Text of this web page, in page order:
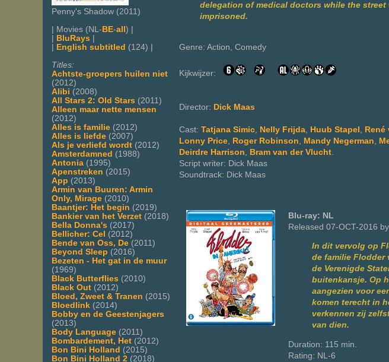
Penny's Shadow (2011)
| Movies (NL-BE-all) |
| BluRays |
| English subtitled (124) |
Titles:
Achtste-groepers huilen niet
(2012)
Alibi (2008)
All Stars 2: Old Stars (2011)
Alleen maar nette mensen
(2012)
Alles is familie (2012)
Alles is liefde (2007)
Als je verliefd wordt (2012)
Amsterdamned (1988)
Antonia (1995)
Apenstreken (2015)
App (2013)
Armin van Buuren: Armin
Only, Mirage (2010)
Baantjer: Het begin (2019)
Bankier van het Verzet (2018)
Bella Donna's (2017)
Bellicher: Cel (2012)
Bende van Oss, De (2011)
Beyond Sleep (2016)
Bezeten - Het gat in de muur
(1969)
Black Butterflies (2010)
Black Out (2012)
Bloed, Zweet & Tranen (2015)
Bloedlink (2014)
Bobby en de Geestenjagers
(2013)
Body Language (2011)
Bombardement, Het (2012)
Bon Bini Holland (2015)
Bon Bini Holland 2 (2018)
delegation of medical doctors while the street
imprisoned.
Genre: Action, Comedy
Kijkwijzer:
Director: Dick Maas
Cast: Tatjana Simic Nelly Frijda Huub Stapel
Lonny Price
Roger Robinson Mandy Negerman
Deirdre Harrison
Bram van der Vlucht
Script writer: Dick Maas
Soundtrack: Dick Maas
Blu-ray: NL
Released 07-OCT-2016
In dit vervolg op
de familie Flodder
de Verenigde
buitenkansje. Op
aangezien voor
komen terecht in
verkennen zij
van dien.
Duration: 115 min.
Rating: NL-6